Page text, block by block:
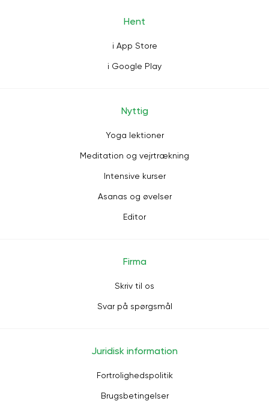
Hent
i App Store
i Google Play
Nyttig
Yoga lektioner
Meditation og vejrtrækning
Intensive kurser
Asanas og øvelser
Editor
Firma
Skriv til os
Svar på spørgsmål
Juridisk information
Fortrolighedspolitik
Brugsbetingelser